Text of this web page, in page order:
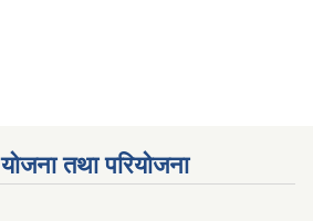
योजना तथा परियोजना